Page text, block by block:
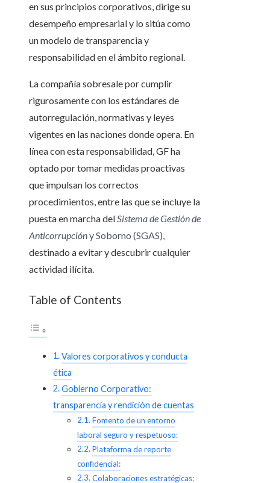
en sus principios corporativos, dirige su
desempeño empresarial y lo sitúa como
un modelo de transparencia y
responsabilidad en el ámbito regional.
La compañía sobresale por cumplir
rigurosamente con los estándares de
autorregulación, normativas y leyes
vigentes en las naciones donde opera. En
línea con esta responsabilidad, GF ha
optado por tomar medidas proactivas
que impulsan los correctos
procedimientos, entre las que se incluye la
puesta en marcha delSistema de Gestión de
Anticorrupcióny Soborno (SGAS),
destinado a evitar y descubrir cualquier
actividad ilícita.
Table of Contents
Valores corporativos y conducta
ética
Gobierno Corporativo:
transparencia y rendición de cuentas
Fomento de un entorno
laboral seguro y respetuoso:
Plataforma de reporte
confidencial:
Colaboraciones estratégicas: